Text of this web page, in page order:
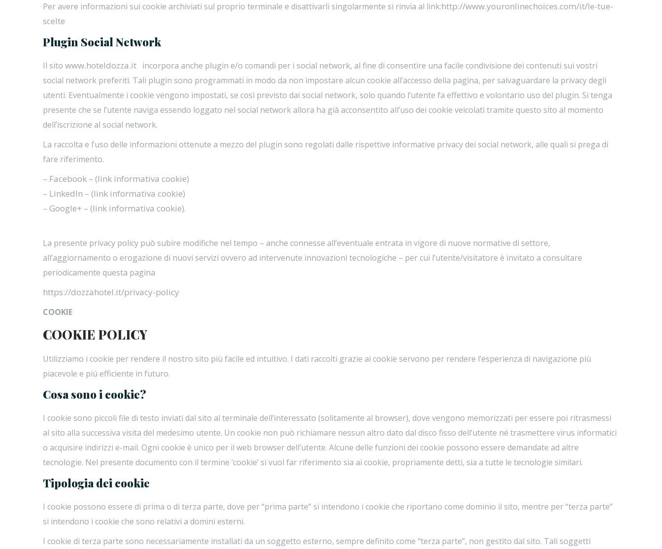
Per avere informazioni sui cookie archiviati sul proprio terminale e disattivarli singolarmente si rinvia al link:http://www.youronlinechoices.com/it/le-tue-
scelte
Plugin Social Network
Il sito www.hoteldozza.it incorpora anche plugin e/o comandi per i social network, al fine di consentire una facile condivisione dei contenuti sui vostri
social network preferiti. Tali plugin sono programmati in modo da non impostare alcun cookie all’accesso della pagina, per salvaguardare la privacy degli
utenti. Eventualmente i cookie vengono impostati, se così previsto dai social network, solo quando l’utente fa effettivo e volontario uso del plugin. Si tenga
presente che se l’utente naviga essendo loggato nel social network allora ha già acconsentito all’uso dei cookie veicolati tramite questo sito al momento
dell’iscrizione al social network.
La raccolta e l’uso delle informazioni ottenute a mezzo del plugin sono regolati dalle rispettive informative privacy dei social network, alle quali si prega di
fare riferimento.
– Facebook – (link informativa cookie)
– LinkedIn – (link informativa cookie)
– Google+ – (link informativa cookie).
La presente privacy policy può subire modifiche nel tempo – anche connesse all’eventuale entrata in vigore di nuove normative di settore,
all’aggiornamento o erogazione di nuovi servizi ovvero ad intervenute innovazioni tecnologiche – per cui l’utente/visitatore è invitato a consultare
periodicamente questa pagina
https://dozzahotel.it/privacy-policy
COOKIE
COOKIE POLICY
Utilizziamo i cookie per rendere il nostro sito più facile ed intuitivo. I dati raccolti grazie ai cookie servono per rendere l’esperienza di navigazione più
piacevole e più efficiente in futuro.
Cosa sono i cookie?
I cookie sono piccoli file di testo inviati dal sito al terminale dell’interessato (solitamente al browser), dove vengono memorizzati per essere poi ritrasmessi
al sito alla successiva visita del medesimo utente. Un cookie non può richiamare nessun altro dato dal disco fisso dell’utente né trasmettere virus informatici
o acquisire indirizzi e-mail. Ogni cookie è unico per il web browser dell’utente. Alcune delle funzioni dei cookie possono essere demandate ad altre
tecnologie. Nel presente documento con il termine ‘cookie’ si vuol far riferimento sia ai cookie, propriamente detti, sia a tutte le tecnologie similari.
Tipologia dei cookie
I cookie possono essere di prima o di terza parte, dove per “prima parte” si intendono i cookie che riportano come dominio il sito, mentre per “terza parte”
si intendono i cookie che sono relativi a domini esterni.
I cookie di terza parte sono necessariamente installati da un soggetto esterno, sempre definito come “terza parte”, non gestito dal sito. Tali soggetti